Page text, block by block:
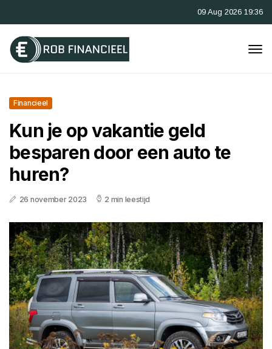
09 Aug 2026 19:36
Financieel
Kun je op vakantie geld
besparen door een auto te
huren?
26 november 2023 2 min leestijd